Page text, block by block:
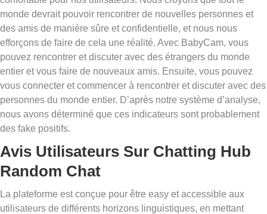
monde devrait pouvoir rencontrer de nouvelles personnes et
des amis de manière sûre et confidentielle, et nous nous
efforçons de faire de cela une réalité. Avec BabyCam, vous
pouvez rencontrer et discuter avec des étrangers du monde
entier et vous faire de nouveaux amis. Ensuite, vous pouvez
vous connecter et commencer à rencontrer et discuter avec des
personnes du monde entier. D’après notre système d’analyse,
nous avons déterminé que ces indicateurs sont probablement
des fake positifs.
Avis Utilisateurs Sur Chatting Hub
Random Chat
La plateforme est conçue pour être easy et accessible aux
utilisateurs de différents horizons linguistiques, en mettant